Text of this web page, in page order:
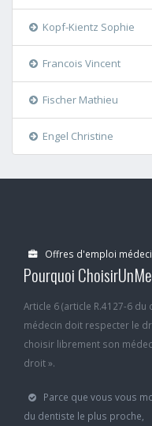
Kopf-Kientz Sophie
Francois Vincent
Fischer Mathieu
Engel Christine
Offres d'emploi
Pourquoi
Article 6 (article R.4127-6
médecin doit respecter le
choisir librement son
droit ».
Parce que vous vous
du dentiste le plus proche,